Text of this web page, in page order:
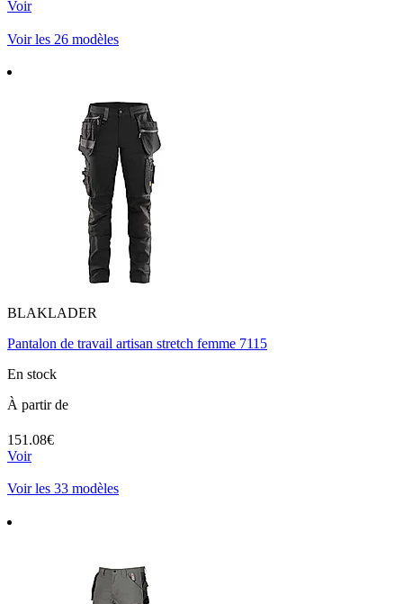
Voir
Voir les 26 modèles
BLAKLADER
Pantalon de travail artisan stretch femme 7115
En stock
À partir de
151.08€
Voir
Voir les 33 modèles